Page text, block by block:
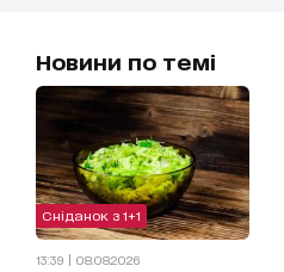
Новини по темі
Сніданок з 1+1
13:39 | 08.08.2026